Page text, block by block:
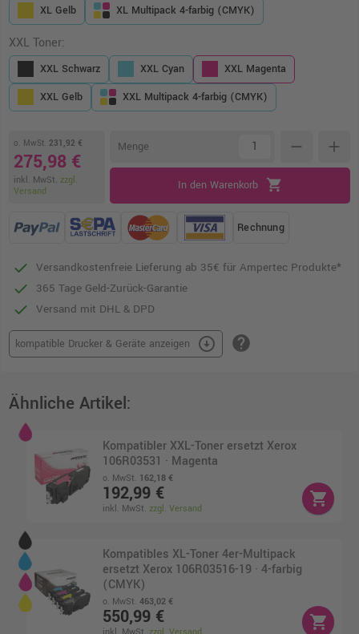
XL Gelb
XL Multipack 4-farbig (CMYK)
XXL Toner:
XXL Schwarz XXL Cyan
XXL Magenta
XXL Gelb
XXL Multipack 4-farbig (CMYK)
o. MwSt. 231,92 €
275,98 €
inkl. MwSt. zzgl.
Versand
Menge remove add
In den Warenkorb shopping_cart
Rechnung
Versandkostenfreie Lieferung ab 35€ für Ampertec Produkte*
365 Tage Geld-Zurück-Garantie
Versand mit DHL & DPD
kompatible Drucker & Geräte anzeigen arrow_circle_down help
Ähnliche Artikel:
Kompatibler XXL-Toner ersetzt Xerox
106R03531 · Magenta
o. MwSt. 162,18 €
192,99 €
inkl. MwSt.zzgl. Versand
shopping_cart
Kompatibles XL-Toner 4er-Multipack
ersetzt Xerox 106R03516-19 · 4-farbig
(CMYK)
o. MwSt.463,02 €
550,99 € shopping_cart